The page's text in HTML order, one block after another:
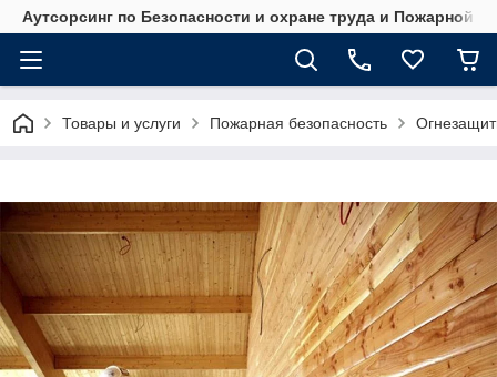
Аутсорсинг по Безопасности и охране труда и Пожарной
Товары и услуги Пожарная безопасность